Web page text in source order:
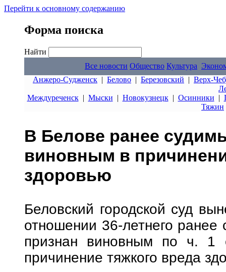
Перейти к основному содержанию
Форма поиска
Найти
Все новости Общество Культура
Анжеро-Судженск | Белово | Березовский | Верх-
Междуреченск| Мыски | Новокузнецк| Осинники |
Тяжин
В Белове ранее
виновным в
здоровью
Беловский городской суд
отношении 36-летнего ранее
признан виновным по ч.
причинение тяжкого вреда